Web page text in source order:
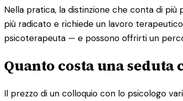
Nella pratica, la distinzione che conta di
più radicato e richiede un lavoro
psicoterapeuta — e possono offrirti un
Quanto costa una seduta
Il prezzo di un colloquio con lo psicologo